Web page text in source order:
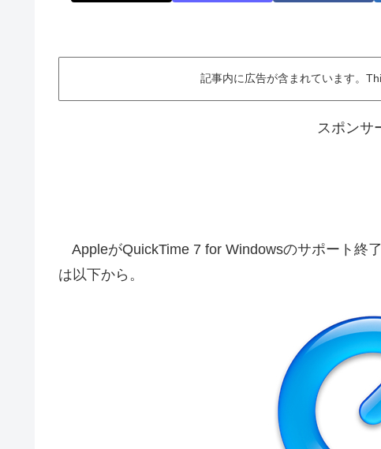
記事内に広告が含まれています。
スポンサ
AppleがQuickTime 7 for Windowsのサポート終
は以下から。